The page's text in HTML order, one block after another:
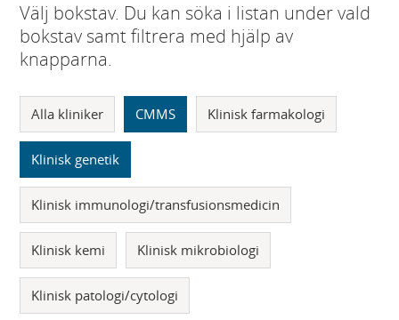
Välj bokstav. Du kan söka i listan under vald
bokstav samt filtrera med hjälp av
knapparna.
Alla kliniker CMMS Klinisk farmakologi
Klinisk genetik
Klinisk immunologi/transfusionsmedicin
Klinisk kemi Klinisk mikrobiologi
Klinisk patologi/cytologi